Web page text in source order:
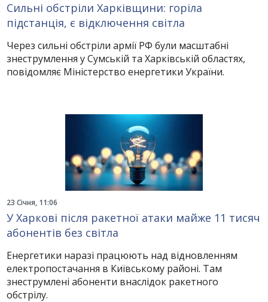
Сильні обстріли Харківщини: горіла
підстанція, є відключення світла
Через сильні обстріли армії РФ були масштабні
знеструмлення у Сумській та Харківській областях,
повідомляє Міністерство енергетики України.
23 Січня, 11:06
У Харкові після ракетної атаки майже 11 тисяч
абонентів без світла
Енергетики наразі працюють над відновленням
електропостачання в Київському районі. Там
знеструмлені абоненти внаслідок ракетного
обстрілу.